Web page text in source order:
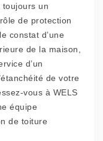
un
de protection
constat d’une
de la maison,
d’un
de votre
vous à WELS
équipe
de toiture